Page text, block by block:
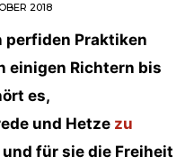
2018
perfiden Praktiken
einigen Richtern bis
es,
und Hetze zu
und für sie die Freiheit